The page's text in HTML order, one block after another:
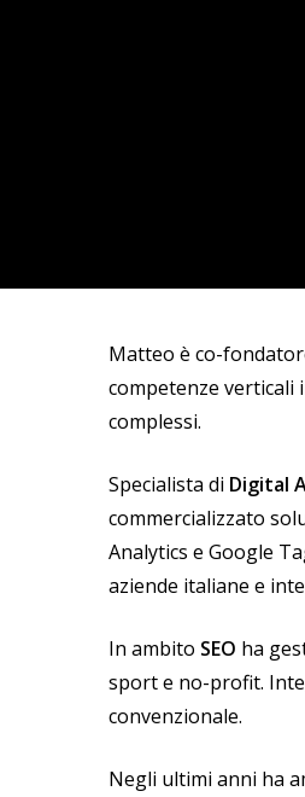
Matteo è co-
competenze verticali
complessi.
Specialista di Digital
commercializzato
Analytics e Google
aziende italiane e
In ambito SEO ha
sport e no-profit.
convenzionale.
Negli ultimi anni ha